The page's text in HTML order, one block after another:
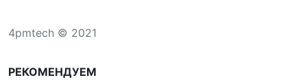
4pmtech © 2021
РЕКОМЕНДУЕМ